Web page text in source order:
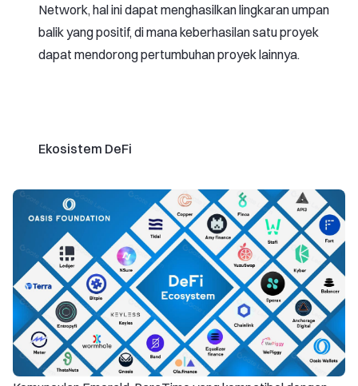
Network, hal ini dapat menghasilkan lingkaran umpan
balik yang positif, di mana keberhasilan satu proyek
dapat mendorong pertumbuhan proyek lainnya.
Ekosistem DeFi